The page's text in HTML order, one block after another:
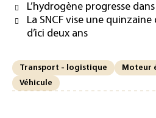
L’hydrogène progresse
La SNCF vise une quinzaine
d’ici deux ans
Transport - logistique Moteur
Véhicule